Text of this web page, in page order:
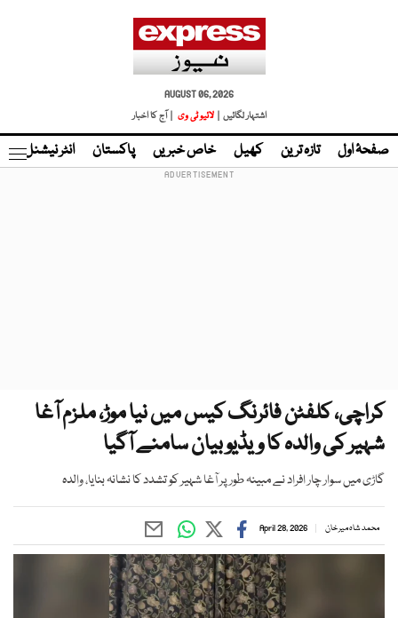
AUGUST 06, 2026
اشتہار لگائیں |
لائیو ٹی وی | آج کا اخبار
صفحۂ اول تازہ ترین کھیل خاص خبریں پاکستان انٹر نیشنل
کراچی، کلفٹن فائرنگ کیس میں نیا موڑ، ملزم آغا
شہیر کی والدہ کا ویڈیو بیان سامنے آگیا
گاڑی میں سوار چار افراد نے مبینہ طور پر آغا شہیر کو تشدد کا نشانہ بنایا، والدہ
محمد شاہ میر خان April 28, 2026